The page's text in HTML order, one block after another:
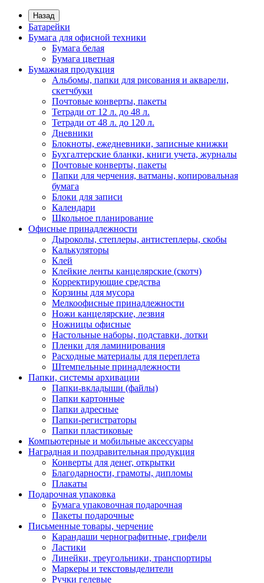
Назад
Батарейки
Бумага для офисной техники
Бумага белая
Бумага цветная
Бумажная продукция
Альбомы, папки для рисования и акварели,
скетчбуки
Почтовые конверты, пакеты
Тетради от 12 л. до 48 л.
Тетради от 48 л. до 120 л.
Дневники
Блокноты, ежедневники, записные книжки
Бухгалтерские бланки, книги учета, журналы
Почтовые конверты, пакеты
Папки для черчения, ватманы, копировальная
бумага
Блоки для записи
Календари
Школьное планирование
Офисные принадлежности
Дыроколы, степлеры, антистеплеры, скобы
Калькуляторы
Клей
Клейкие ленты канцелярские (скотч)
Корректирующие средства
Корзины для мусора
Мелкоофисные принадлежности
Ножи канцелярские, лезвия
Ножницы офисные
Настольные наборы, подставки, лотки
Пленки для ламинирования
Расходные материалы для переплета
Штемпельные принадлежности
Папки, системы архивации
Папки-вкладыши (файлы)
Папки картонные
Папки адресные
Папки-регистраторы
Папки пластиковые
Компьютерные и мобильные аксессуары
Наградная и поздравительная продукция
Конверты для денег, открытки
Благодарности, грамоты, дипломы
Плакаты
Подарочная упаковка
Бумага упаковочная подарочная
Пакеты подарочные
Письменные товары, черчение
Карандаши чернографитные, грифели
Ластики
Линейки, треугольники, транспортиры
Маркеры и текстовыделители
Ручки гелевые